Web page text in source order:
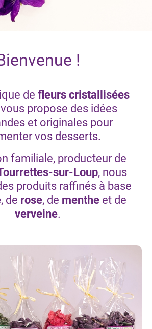
!
de fleurs cristallisées
vous propose des idées
et originales pour
vos desserts.
familiale, producteur de
sur-Loup, nous
produits raffinés à base
, de rose, de menthe et de
verveine.